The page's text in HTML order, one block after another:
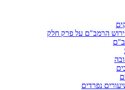
הרמב"ם על פרק חלק
נפרדים